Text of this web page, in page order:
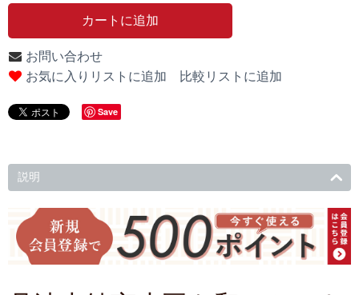
カートに追加
お問い合わせ
お気に入りリストに追加
比較リストに追加
Save
説明